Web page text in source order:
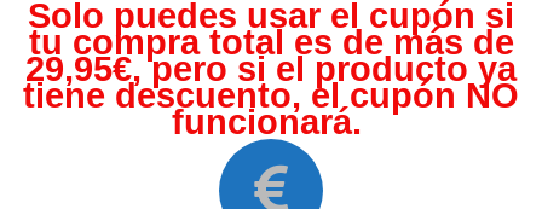
Solo puedes usar el cupón si
tu compra total es de más de
29,95€, pero si el producto ya
tiene descuento, el cupón NO
funcionará.